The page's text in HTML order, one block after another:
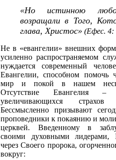
«Но истинною
возращали в Того,
глава, Христос» (Ефес. 4:
Не в «евангелии» внешних
усиленно распространяемом
нуждается современный
Евангелии, способном помочь
мир и покой в нашем
Отсутствие Евангелия
увеличивающихся
Бессмысленно призывают
проповедники к покаянию и
церквей. Введенному в
своими духовными лидерами,
через Своего пророка,
вокруг: